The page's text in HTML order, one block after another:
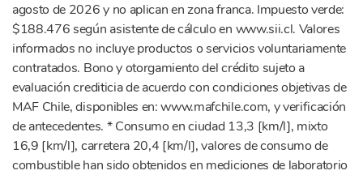
agosto de 2026 y no aplican en zona franca. Impuesto verde:
$188.476 según asistente de cálculo en www.sii.cl. Valores
informados no incluye productos o servicios voluntariamente
contratados. Bono y otorgamiento del crédito sujeto a
evaluación crediticia de acuerdo con condiciones objetivas de
MAF Chile, disponibles en: www.mafchile.com, y verificación
de antecedentes. * Consumo en ciudad 13,3 [km/l], mixto
16,9 [km/l], carretera 20,4 [km/l], valores de consumo de
combustible han sido obtenidos en mediciones de laboratorio